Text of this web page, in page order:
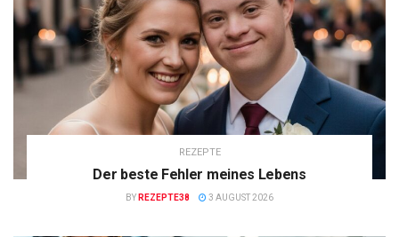
REZEPTE
Der beste Fehler meines Lebens
BY REZEPTE38 3 AUGUST 2026